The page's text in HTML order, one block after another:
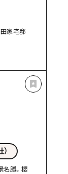
家宅邸
名勝。櫻